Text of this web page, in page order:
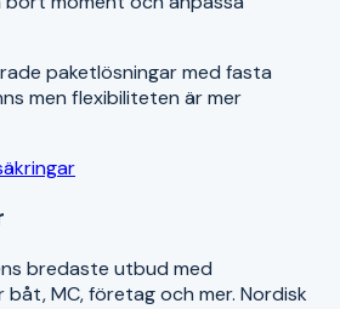
paketlösningar med fasta
men flexibiliteten är mer
ar
bredaste utbud med
MC, företag och mer. Nordisk